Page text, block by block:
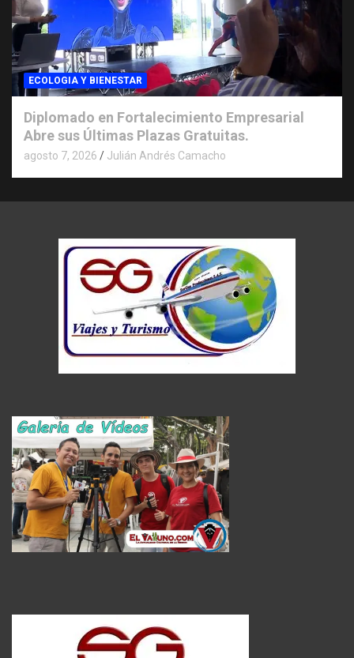
ECOLOGIA Y BIENESTAR
Diplomado en Fortalecimiento Empresarial
Abre sus Últimas Plazas Gratuitas.
agosto 7, 2026 Julián Andrés Camacho